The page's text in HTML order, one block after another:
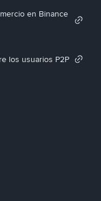
en Binance
los usuarios P2P